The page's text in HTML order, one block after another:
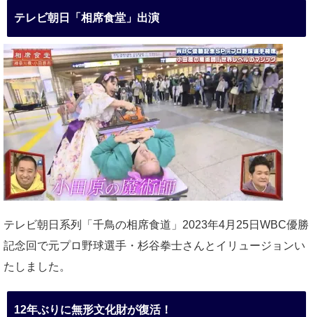
テレビ朝日「相席食堂」出演
テレビ朝日系列「千鳥の相席食道」2023年4月25日WBC優勝
記念回で元プロ野球選手・杉谷拳士さんとイリュージョンい
たしました。
12年ぶりに無形文化財が復活！